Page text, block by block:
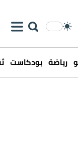
رياضة بودكاست